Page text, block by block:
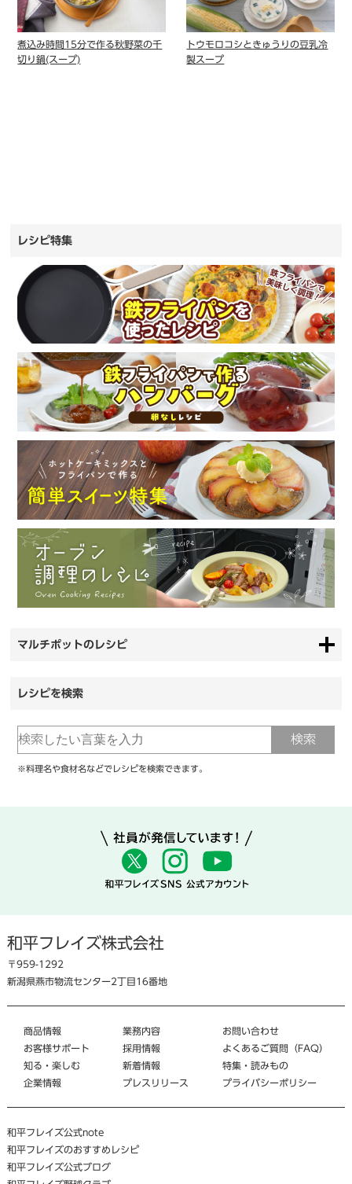
煮込み時間15分で作る秋野菜の千
切り鍋(スープ)
トウモロコシときゅうりの豆乳冷
製スープ
レシピ特集
マルチポットのレシピ
レシピを検索
※料理名や食材名などでレシピを検索できます。
和平フレイズ株式会社
〒959-1292
新潟県燕市物流センター2丁目16番地
商品情報
お客様サポート
知る・楽しむ
企業情報
業務内容
採用情報
新着情報
プレスリリース
お問い合わせ
よくあるご質問（FAQ）
特集・読みもの
プライバシーポリシー
和平フレイズ公式note
和平フレイズのおすすめレシピ
和平フレイズ公式ブログ